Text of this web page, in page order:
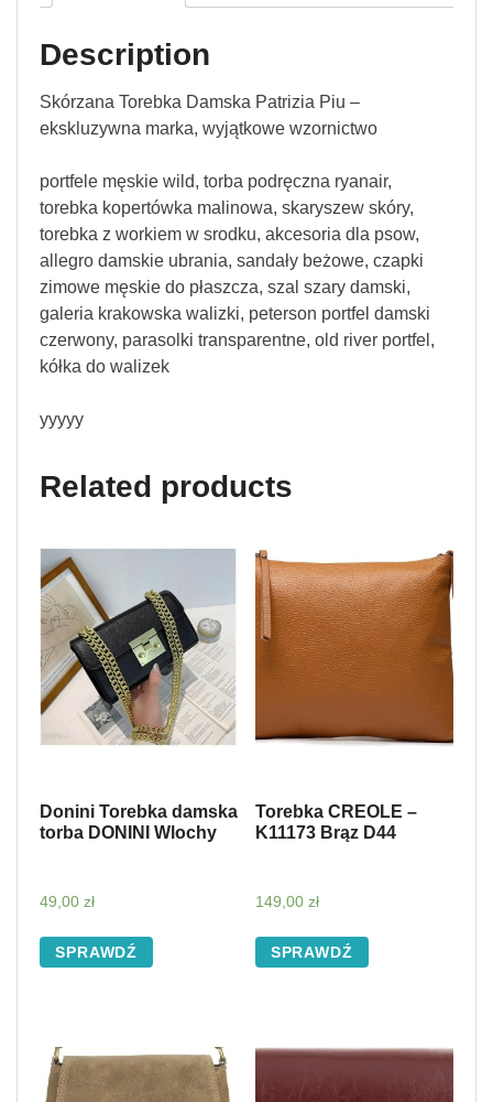
Description
Skórzana Torebka Damska Patrizia Piu –
ekskluzywna marka, wyjątkowe wzornictwo
portfele męskie wild, torba podręczna ryanair,
torebka kopertówka malinowa, skaryszew skóry,
torebka z workiem w srodku, akcesoria dla psow,
allegro damskie ubrania, sandały beżowe, czapki
zimowe męskie do płaszcza, szal szary damski,
galeria krakowska walizki, peterson portfel damski
czerwony, parasolki transparentne, old river portfel,
kółka do walizek
yyyyy
Related products
Donini Torebka damska
torba DONINI Wlochy
49,00 zł
SPRAWDŹ
Torebka CREOLE –
K11173 Brąz D44
149,00 zł
SPRAWDŹ